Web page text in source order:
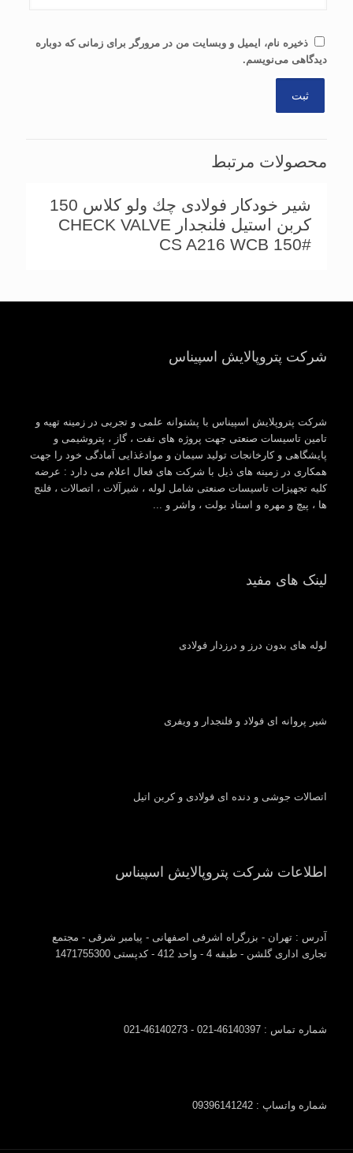
ذخیره نام، ایمیل و وبسایت من در مرورگر برای زمانی که دوباره
دیدگاهی می‌نویسم.
محصولات مرتبط
شیر خودکار فولادی چك ولو کلاس 150
کربن استیل فلنجدار CHECK VALVE
CS A216 WCB 150#
شرکت پتروپالایش اسپیناس
شرکت پتروپلایش اسپیناس با پشتوانه علمی و تجربی در زمینه تهیه و
تامین تاسیسات صنعتی جهت پروژه های نفت ، گاز ، پتروشیمی و
پایشگاهی و کارخانجات تولید سیمان و موادغذایی آمادگی خود را جهت
همکاری در زمینه های ذیل با شرکت های فعال اعلام می دارد : عرضه
کلیه تجهیزات تاسیسات صنعتی شامل لوله ، شیرآلات ، اتصالات ، فلنج
ها ، پیچ و مهره و استاد بولت ، واشر و ...
لینک های مفید
لوله های بدون درز و درزدار فولادی
شیر پروانه ای فولاد و فلنجدار و ویفری
اتصالات جوشی و دنده ای فولادی و کربن اتیل
اطلاعات شرکت پتروپالایش اسپیناس
آدرس : تهران - بزرگراه اشرفی اصفهانی - پیامبر شرقی - مجتمع
تجاری اداری گلشن - طبقه 4 - واحد 412 - کدپستی 1471755300
شماره تماس : 46140397-021 - 46140273-021
شماره واتساپ : 09396141242